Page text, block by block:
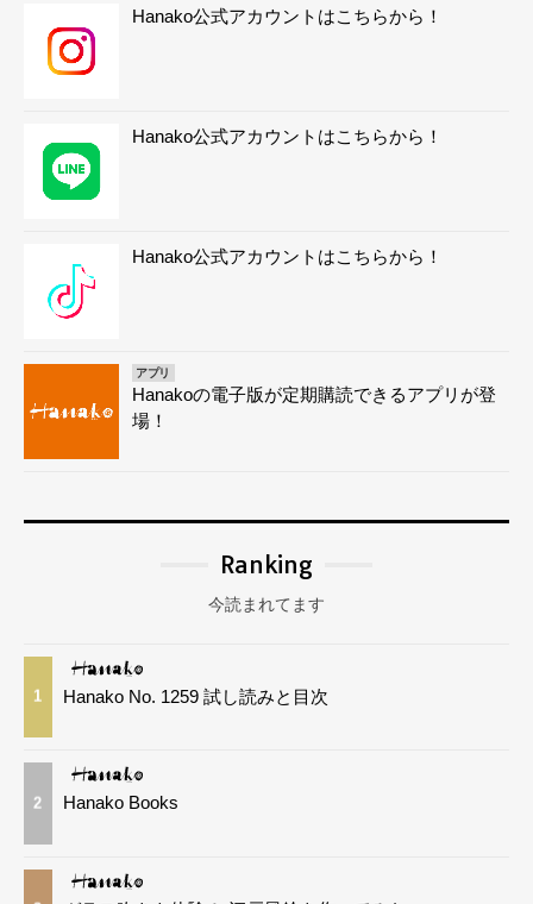
Hanako公式アカウントはこちらから！
Hanako公式アカウントはこちらから！
Hanako公式アカウントはこちらから！
アプリ
Hanakoの電子版が定期購読できるアプリが登
場！
Ranking
今読まれてます
1 Hanako No. 1259 試し読みと目次
2 Hanako Books